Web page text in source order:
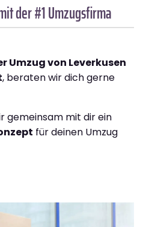
der #1 Umzugsfirma
Umzug von Leverkusen
, beraten wir dich gerne
gemeinsam mit dir ein
für deinen Umzug